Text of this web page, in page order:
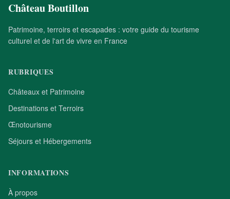
Château Boutillon
Patrimoine, terroirs et escapades : votre guide du tourisme
culturel et de l'art de vivre en France
RUBRIQUES
Châteaux et Patrimoine
Destinations et Terroirs
Œnotourisme
Séjours et Hébergements
INFORMATIONS
À propos